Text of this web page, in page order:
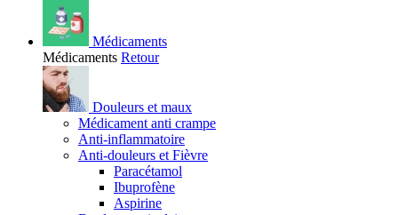
Médicaments
Médicaments Retour
Douleurs et maux
Médicament anti crampe
Anti-inflammatoire
Anti-douleurs et Fièvre
Paracétamol
Ibuprofène
Aspirine